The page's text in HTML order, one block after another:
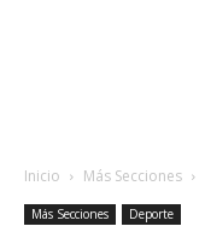
Inicio Más Secciones
Más Secciones Deporte